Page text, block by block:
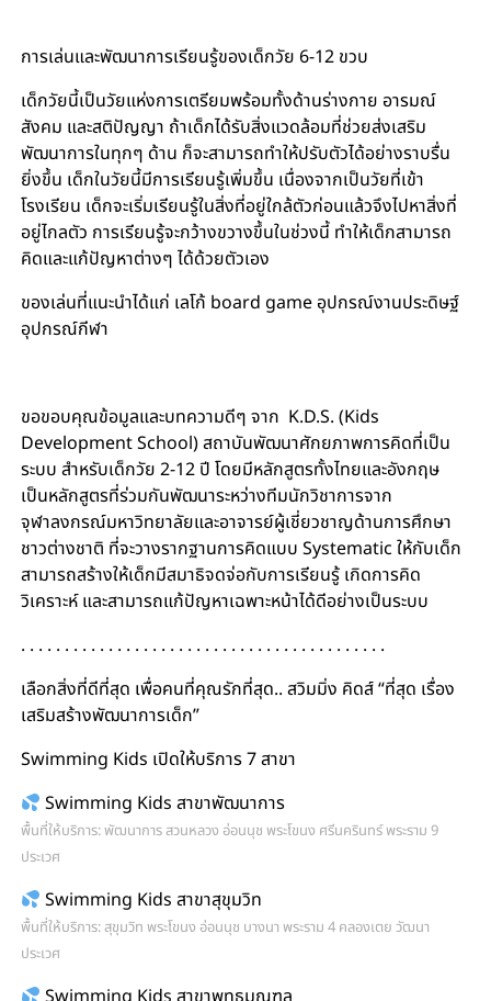
การเล่นและพัฒนาการเรียนรู้ของเด็กวัย 6-12 ขวบ
เด็กวัยนี้เป็นวัยแห่งการเตรียมพร้อมทั้งด้านร่างกาย อารมณ์
สังคม และสติปัญญา ถ้าเด็กได้รับสิ่งแวดล้อมที่ช่วยส่งเสริม
พัฒนาการในทุกๆ ด้าน ก็จะสามารถทำให้ปรับตัวได้อย่างราบรื่น
ยิ่งขึ้น เด็กในวัยนี้มีการเรียนรู้เพิ่มขึ้น เนื่องจากเป็นวัยที่เข้า
โรงเรียน เด็กจะเริ่มเรียนรู้ในสิ่งที่อยู่ใกล้ตัวก่อนแล้วจึงไปหาสิ่งที่
อยู่ไกลตัว การเรียนรู้จะกว้างขวางขึ้นในช่วงนี้ ทำให้เด็กสามารถ
คิดและแก้ปัญหาต่างๆ ได้ด้วยตัวเอง
ของเล่นที่แนะนำได้แก่ เลโก้ board game อุปกรณ์งานประดิษฐ์
อุปกรณ์กีฬา
ขอขอบคุณข้อมูลและบทความดีๆ จาก K.D.S. (Kids
Development School) สถาบันพัฒนาศักยภาพการคิดที่เป็น
ระบบ สำหรับเด็กวัย 2-12 ปี โดยมีหลักสูตรทั้งไทยและอังกฤษ
เป็นหลักสูตรที่ร่วมกันพัฒนาระหว่างทีมนักวิชาการจาก
จุฬาลงกรณ์มหาวิทยาลัยและอาจารย์ผู้เชี่ยวชาญด้านการศึกษา
ชาวต่างชาติ ที่จะวางรากฐานการคิดแบบ Systematic ให้กับเด็ก
สามารถสร้างให้เด็กมีสมาธิจดจ่อกับการเรียนรู้ เกิดการคิด
วิเคราะห์ และสามารถแก้ปัญหาเฉพาะหน้าได้ดีอย่างเป็นระบบ
. . . . . . . . . . . . . . . . . . . . . . . . . . . . . . . . . . . . . . . . . .
เลือกสิ่งที่ดีที่สุด เพื่อคนที่คุณรักที่สุด.. สวิมมิ่ง คิดส์ “ที่สุด เรื่อง
เสริมสร้างพัฒนาการเด็ก”
Swimming Kids เปิดให้บริการ 7 สาขา
Swimming Kids สาขาพัฒนาการ
พื้นที่ให้บริการ: พัฒนาการ สวนหลวง อ่อนนุช พระโขนง ศรีนครินทร์ พระราม 9
ประเวศ
Swimming Kids สาขาสุขุมวิท
พื้นที่ให้บริการ: สุขุมวิท พระโขนง อ่อนนุช บางนา พระราม 4 คลองเตย วัฒนา
ประเวศ